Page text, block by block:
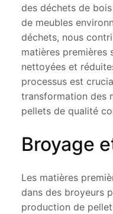
des déchets de
de meubles
déchets, nous
matières premières
nettoyées et
processus est
transformation des
pellets de qualité
Broyage
Les matières
dans des broyeurs
production de